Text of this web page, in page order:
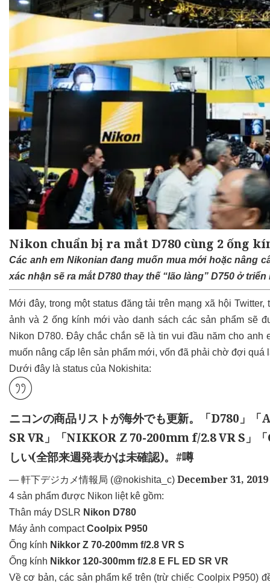
Nikon chuẩn bị ra mắt D780 cùng 2 ống
Các anh em Nikonian đang muốn mua mới hoặc nâng
xác nhận sẽ ra mắt D780 thay thế “lão làng” D750 ở triển
Mới đây, trong một status đăng tải trên mạng xã hội
ảnh và 2 ống kính mới vào danh sách các sản phẩm sẽ
Nikon D780. Đây chắc chắn sẽ là tin vui đầu năm cho
muốn nâng cấp lên sản phẩm mới, vốn đã phải chờ đợi quá
Dưới đây là status của Nokishita:
ニコンの商品リストが海外でも更新。「D780」
SR VR」「NIKKOR Z 70-200mm f/2.8 VR S」
しい(全部来週発表かは未確認)。 #噂
— 軒下デジカメ情報局 (@nokishita_c) December 31, 2019
4 sản phẩm được Nikon liệt kê gồm:
Thân máy DSLR Nikon D780
Máy ảnh compactCoolpix P950
Ống kính Nikkor Z 70-200mm f/2.8 VR S
Ống kính Nikkor 120-300mm f/2.8 E FL ED SR VR
Về cơ bản, các sản phẩm kể trên (trừ chiếc Coolpix P950)